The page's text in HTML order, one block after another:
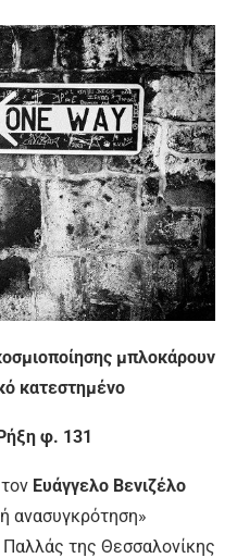
μπλοκάρουν
κατεστημένο
φ. 131
Ευάγγελο Βενιζέλο
ανασυγκρότηση»
της Θεσσαλονίκης